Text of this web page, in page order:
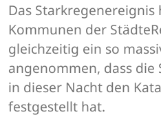
Das
Kommunen der
gleichzeitig ein so
angenommen, dass die
in dieser Nacht den
festgestellt hat.